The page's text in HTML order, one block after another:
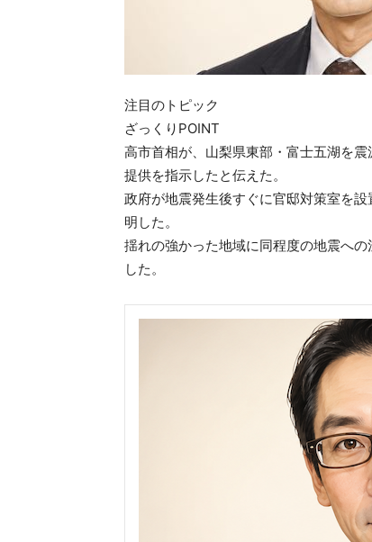
注目のトピック
ざっくりPOINT
高市首相が、山梨県東部・富士五湖を
提供を指示したと伝えた。
政府が地震発生後すぐに官邸対策室を
明した。
揺れの強かった地域に同程度の地震へ
した。